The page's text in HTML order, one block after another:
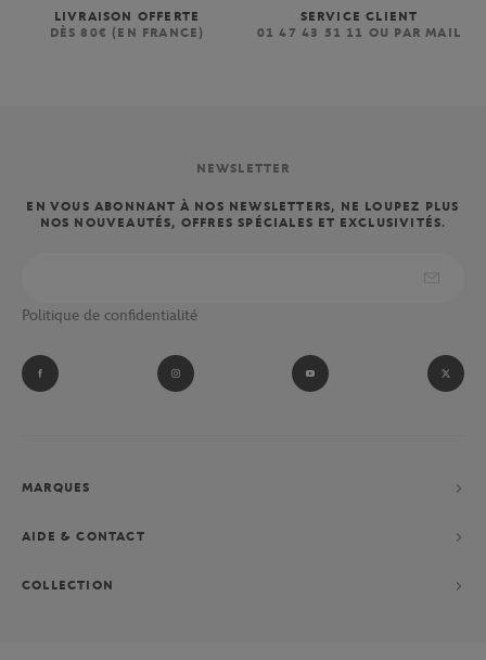
LIVRAISON OFFERTE
DÈS 80€ (EN FRANCE)
SERVICE CLIENT
01 47 43 51 11 OU PAR MAIL
NEWSLETTER
EN VOUS ABONNANT À NOS NEWSLETTERS, NE LOUPEZ PLUS
NOS NOUVEAUTÉS, OFFRES SPÉCIALES ET EXCLUSIVITÉS.
Politique de confidentialité
MARQUES
AIDE & CONTACT
COLLECTION